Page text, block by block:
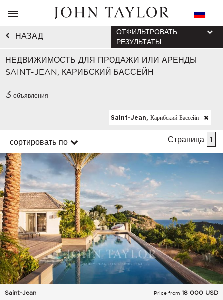
НАЗАД
НЕДВИЖИМОСТЬ ДЛЯ ПРОДАЖИ ИЛИ АРЕНДЫ
SAINT-JEAN, КАРИБСКИЙ БАССЕЙН
ОТФИЛЬТРОВАТЬ
РЕЗУЛЬТАТЫ
3 объявления
Saint-Jean, Карибский Бассейн
сортировать по Страница 1
Saint-Jean
Price from 18 000 USD